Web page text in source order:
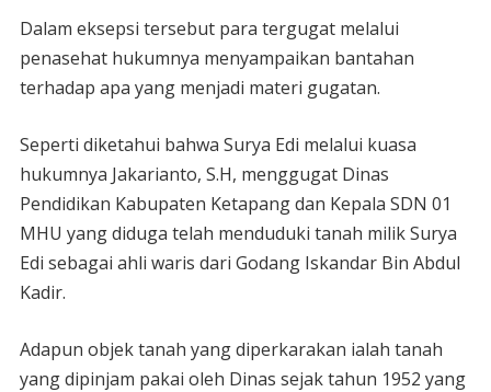
Dalam eksepsi tersebut para tergugat melalui
penasehat hukumnya menyampaikan bantahan
terhadap apa yang menjadi materi gugatan.
Seperti diketahui bahwa Surya Edi melalui kuasa
hukumnya Jakarianto, S.H, menggugat Dinas
Pendidikan Kabupaten Ketapang dan Kepala SDN 01
MHU yang diduga telah menduduki tanah milik Surya
Edi sebagai ahli waris dari Godang Iskandar Bin Abdul
Kadir.
Adapun objek tanah yang diperkarakan ialah tanah
yang dipinjam pakai oleh Dinas sejak tahun 1952 yang